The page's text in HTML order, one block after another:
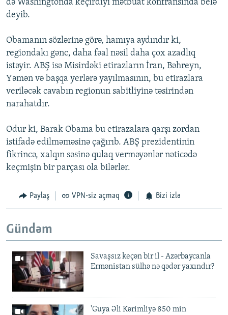
XƏBƏR BÜLLETENLƏRIMIZ
də Washingtonda keçirdiyi mətbuat konfransında belə
deyib.
Obamanın sözlərinə görə, hamıya aydındır ki,
regiondakı gənc, daha fəal nəsil daha çox azadlıq
istəyir. ABŞ isə Misirdəki etirazların İran, Bəhreyn,
Yəmən və başqa yerlərə yayılmasının, bu etirazlara
veriləcək cavabın regionun sabitliyinə təsirindən
narahatdır.
Odur ki, Barak Obama bu etirazalara qarşı zordan
istifadə edilməməsinə çağırıb. ABŞ prezidentinin
fikrincə, xalqın səsinə qulaq verməyənlər nəticədə
keçmişin bir parçası ola bilərlər.
Paylaş VPN-siz açmaq Bizi izlə
Gündəm
Savaşsız keçən bir il - Azərbaycanla
Ermənistan sülhə nə qədər yaxındır?
'Guya Əli Kərimliyə 850 min